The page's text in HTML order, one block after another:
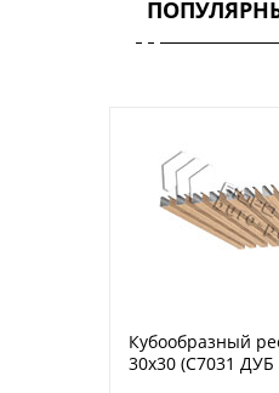
Кубообразный
30х30 (C7031